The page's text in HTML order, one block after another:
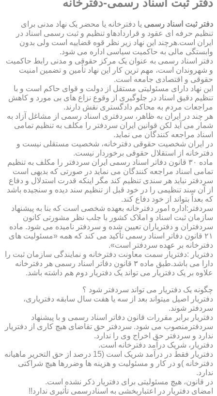
دفتر ثبت اسناد رسمی-دفترخانه
دفتر ثبت اسناد رسمی یا دفترخانه یا محضر یک نهاد مدنی برای
تنظیم حرفه ای عقود و قراردادهاو تنظیم و ثبت رسمی اسناد در
ایران است.هرچند این نهاد زیر نظر قوه قضاییه است ولی بدون
وابستگی مالی به حاکمیت سیاسی اداره می شود.
دفتر اسناد رسمی به عنوان یک مرکز حقوقی و مدنی رابط حاکمیت
و شهروندان است، مهم ترین کار این نهاد تأمین و تضمین امنیت
حقوقی و اقتصادی جامعه است.
این نهاد دارای مسئولیتی مستقل از دولت و قوای حاکم است و با
تنظیم دقیق اسناد در جلوگیری از وقوع نزاع های بی مورد و کاهش
مراجعات مردم به محاکم دادگستری نقش دارند.
هر چند در ایران به ظاهر، سردفتری اسناد رسمی از مشاغل آزاد به
شمار می آید لکن قوانین ایران سردفتر را مکلف به تنظیم تمامی
اسناد مراجعه کنندگان می نماید.
در ایران شخصیت حقوقی دفترخانه، شخصیت مستقلی نیست و
دفترخانه از استقلال حقوقی برخوردار نیست.
ماده ۳۰ قانون دفاتر اسناد رسمی ایران سردفتر را مکلف به تنظیم
تمامی اسناد مراجعه کنندگان می نماید در صورتی که بدیهی است
سردفتر نباید هر سندی تنظیم کند مگر اینکه قدرت استدلال و دفاع
از آن سند تنظیمی را در خود قبل از تنظیم سند دیده و سنجیده باشد
که بعداً بتواند از خود دفاع کند.
سردفتر:اداره امور دفترخانه بعهده شخصی است که بنا به پیشنهاد
سازمان ثبت اسناد و املاک کشور با جلب نظر مشورتی کانون
سردفتران و دفتریاران تعیین شده و سردفتر نامیده می شود. ماده
۲۱ قانون دفاتر اسناد رسمی تأکید می کند که همه «مسئولیت های
دفترخانه بر عهده سردفتر است».
دفتریار :دفتریار سمت معاونت دفترخانه و نمایندگی سازمان ثبت را
دارا می باشد.طبق ماده ۳ قانون دفاتر اسناد رسمی هر دفترخانه
علاوه بر یک دفتریار می تواند یک دفتریار دوم هم داشته باشد.
چگونه یک دفتریار می تواند سردفتر شود ؟
دفتریار اصیل میتواند بعد از سه یا هفت سال سابقه دفتریاری،
سردفتر شوند.
دفتریار برابر مقررات قانون دفاتر اسناد رسمی و با پیشنهاد
سردفترمنصوب می شود. سردفتر حق تقاضای هیچ کاری از دفتریار
ندارد و سردفتر حق اخراج وی را ندارد.
دفتریار، شریک درآمد دفترخانه است.
دفتریار فقط در درآمد شریک است (15 درصد از حق التحریر ماهیانه
دفترخانه )و در کار و مسئولیت و هزینه ها وضررها هیچ شراکتی
ندارد.
در قانون، هیچ مسئولیتی برای دفتریار ذکر نشده است.
امضای دفتریار در اعتباربخشی به اسنادرسمی تأثیری ندارد!!